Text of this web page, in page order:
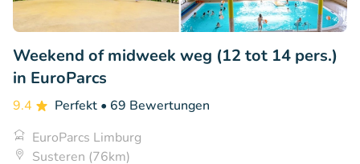
Weekend of midweek weg (12 tot 14 pers.)
in EuroParcs
9.4 Perfekt • 69 Bewertungen
EuroParcs Limburg
Susteren (76km)